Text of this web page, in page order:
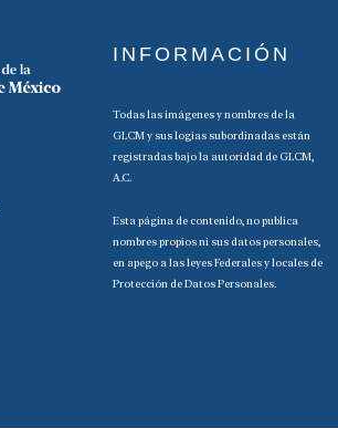
INFORMACIÓN
Todas las imágenes y nombres de la
GLCM y sus logias subordinadas están
registradas bajo la autoridad de GLCM,
A.C.
Esta página de contenido, no publica
nombres propios ni sus datos personales,
en apego a las leyes Federales y locales de
Protección de Datos Personales.